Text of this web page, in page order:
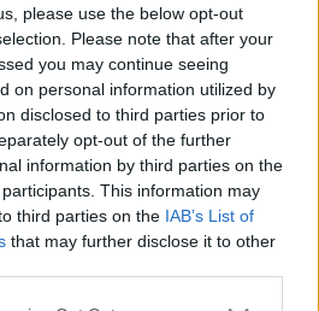
please use the below opt-out
Please note that after your
you may continue seeing
on personal information utilized by
disclosed to third parties prior to
opt-out of the further
information by third parties on the
participants. This information may
third parties on the IAB’s List of
that may further disclose it to other
τα μέτρα Μητσοτάκη, στο
15 μονάδων -Δεύτερη η Πλεύση,
το Game 3 για την πρόκριση
σε εστιατόριο της
υπογράψει ότι δεν του